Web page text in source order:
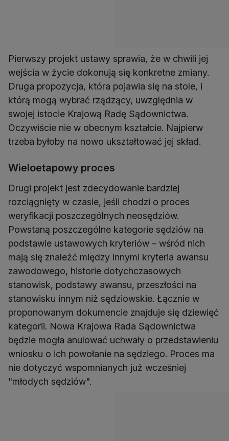
Pierwszy projekt ustawy sprawia, że w chwili jej
wejścia w życie dokonują się konkretne zmiany.
Druga propozycja, która pojawia się na stole, i
którą mogą wybrać rządzący, uwzględnia w
swojej istocie Krajową Radę Sądownictwa.
Oczywiście nie w obecnym kształcie. Najpierw
trzeba byłoby na nowo ukształtować jej skład.
Wieloetapowy proces
Drugi projekt jest zdecydowanie bardziej
rozciągnięty w czasie, jeśli chodzi o proces
weryfikacji poszczególnych neosędziów.
Powstaną poszczególne kategorie sędziów na
podstawie ustawowych kryteriów – wśród nich
mają się znaleźć między innymi kryteria awansu
zawodowego, historie dotychczasowych
stanowisk, podstawy awansu, przeszłości na
stanowisku innym niż sędziowskie. Łącznie w
proponowanym dokumencie znajduje się dziewięć
kategorii. Nowa Krajowa Rada Sądownictwa
będzie mogła anulować uchwały o przedstawieniu
wniosku o ich powołanie na sędziego. Proces ma
nie dotyczyć wspomnianych już wcześniej
"młodych sędziów".